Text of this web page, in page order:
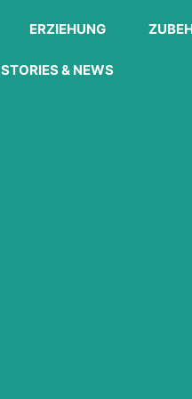
ERZIEHUNG
STORIES & NEWS